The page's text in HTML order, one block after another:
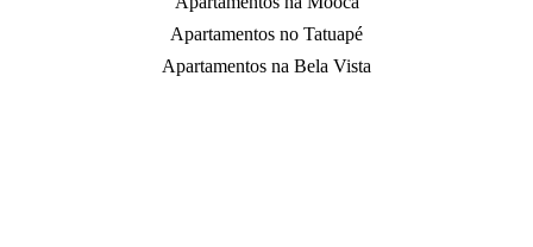
Apartamentos no Tatuapé
Apartamentos na Bela Vista